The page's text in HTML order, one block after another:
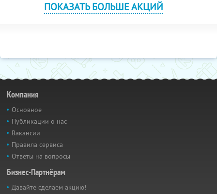
ПОКАЗАТЬ БОЛЬШЕ АКЦИЙ
Компания
Основное
Публикации о нас
Вакансии
Правила сервиса
Ответы на вопросы
Бизнес-Партнёрам
Давайте сделаем акцию!